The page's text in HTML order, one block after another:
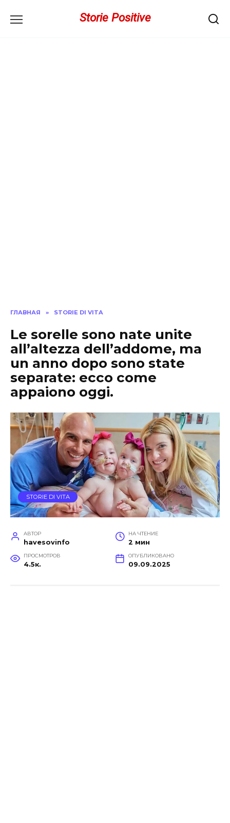
Storie Positive
ГЛАВНАЯ » STORIE DI VITA
Le sorelle sono nate unite
all’altezza dell’addome, ma
un anno dopo sono state
separate: ecco come
appaiono oggi.
STORIE DI VITA
АВТОР
havesovinfo
НА ЧТЕНИЕ
2 мин
ПРОСМОТРОВ
4.5к.
ОПУБЛИКОВАНО
09.09.2025